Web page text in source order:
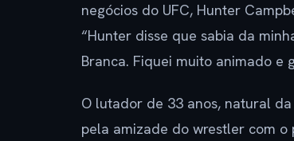
negócios do UFC, Hunter
“Hunter disse que sabia da
Branca. Fiquei muito animado e
O lutador de 33 anos, natural
pela amizade do wrestler com o